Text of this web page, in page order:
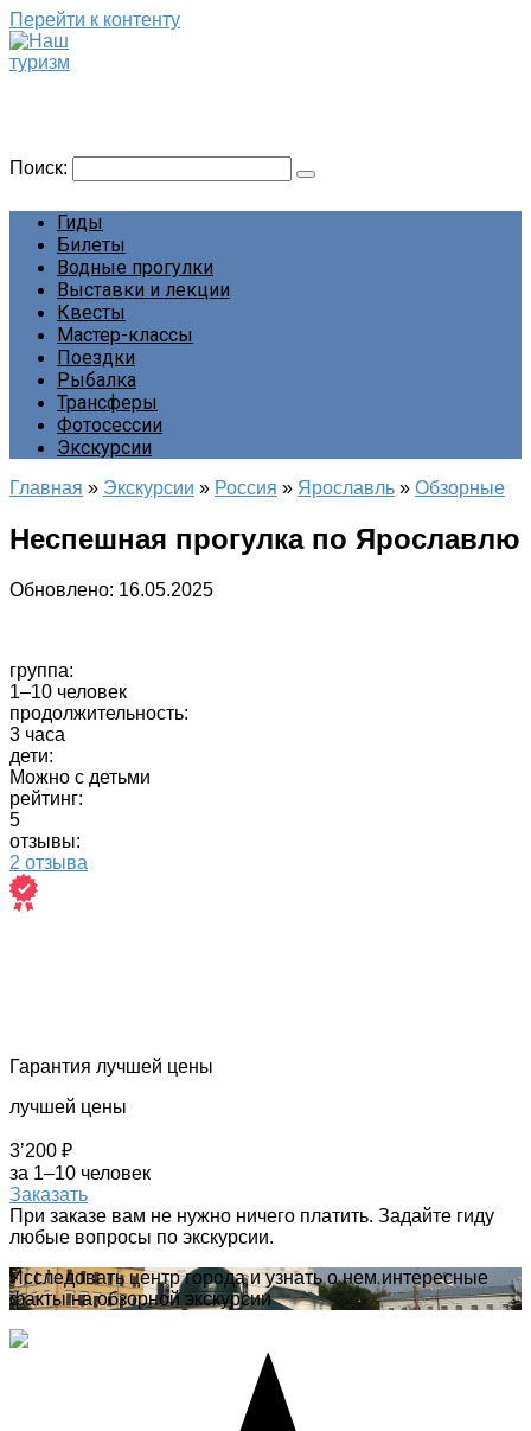
Перейти к контенту
Поиск:
Гиды
Билеты
Водные прогулки
Выставки и лекции
Квесты
Мастер-классы
Поездки
Рыбалка
Трансферы
Фотосессии
Экскурсии
Главная » Экскурсии » Россия » Ярославль » Обзорные
Неспешная прогулка по Ярославлю
Обновлено: 16.05.2025
группа:
1–10 человек
продолжительность:
3 часа
дети:
Можно с детьми
рейтинг:
5
отзывы:
2 отзыва
Гарантия лучшей цены
лучшей цены
3’200 ₽
за 1–10 человек
Заказать
При заказе вам не нужно ничего платить. Задайте гиду
любые вопросы по экскурсии.
Исследовать центр города и узнать о нем интересные
факты на обзорной экскурсии